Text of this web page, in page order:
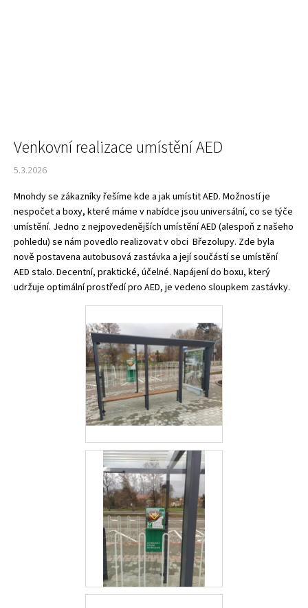
Venkovní realizace umístění AED
5.3.2026
Mnohdy se zákazníky řešíme kde a jak umístit AED. Možností je
nespočet a boxy, které máme v nabídce jsou universální, co se týče
umístění. Jedno z nejpovedenějších umístění AED (alespoň z našeho
pohledu) se nám povedlo realizovat v obci Březolupy. Zde byla
nově postavena autobusová zastávka a její součástí se umístění
AED stalo. Decentní, praktické, účelné. Napájení do boxu, který
udržuje optimální prostředí pro AED, je vedeno sloupkem zastávky.